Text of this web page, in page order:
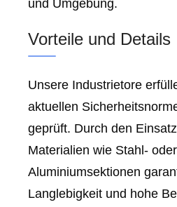
und Umgebung.
Vorteile und Details
Unsere Industrietore
aktuellen
geprüft. Durch den
Materialien wie Stahl- oder
Aluminiumsektionen
Langlebigkeit und hohe